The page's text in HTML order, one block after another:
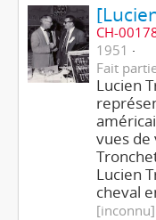
CH-
1951
Fait
Lucien
vues de
Lucien
cheval
[inconnu]